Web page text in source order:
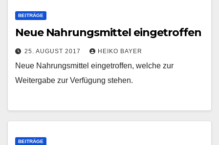
BEITRÄGE
Neue Nahrungsmittel eingetroffen
25. AUGUST 2017 HEIKO BAYER
Neue Nahrungsmittel eingetroffen, welche zur
Weitergabe zur Verfügung stehen.
BEITRÄGE